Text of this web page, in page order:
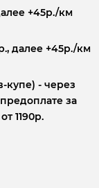
+45р./км
далее +45р./км
купе) - через
за
1190р.